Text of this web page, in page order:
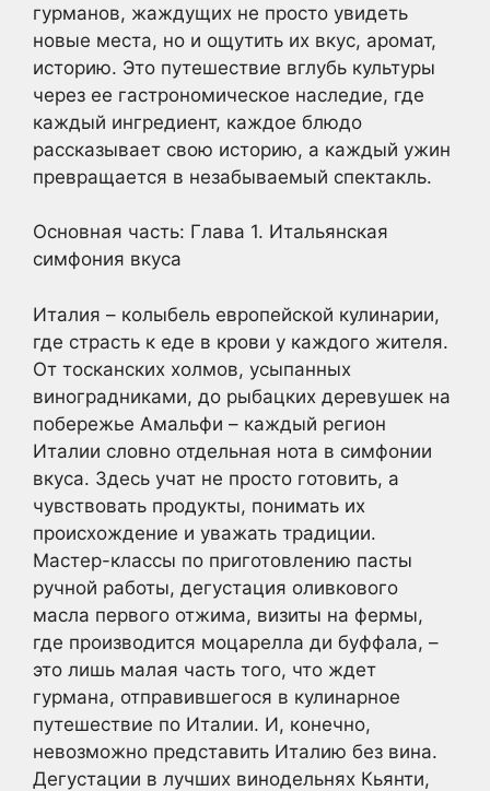
гурманов, жаждущих не просто увидеть
новые места, но и ощутить их вкус, аромат,
историю. Это путешествие вглубь культуры
через ее гастрономическое наследие, где
каждый ингредиент, каждое блюдо
рассказывает свою историю, а каждый ужин
превращается в незабываемый спектакль.
Основная часть: Глава 1. Итальянская
симфония вкуса
Италия – колыбель европейской кулинарии,
где страсть к еде в крови у каждого жителя.
От тосканских холмов, усыпанных
виноградниками, до рыбацких деревушек на
побережье Амальфи – каждый регион
Италии словно отдельная нота в симфонии
вкуса. Здесь учат не просто готовить, а
чувствовать продукты, понимать их
происхождение и уважать традиции.
Мастер-классы по приготовлению пасты
ручной работы, дегустация оливкового
масла первого отжима, визиты на фермы,
где производится моцарелла ди буффала, –
это лишь малая часть того, что ждет
гурмана, отправившегося в кулинарное
путешествие по Италии. И, конечно,
невозможно представить Италию без вина.
Дегустации в лучших винодельнях Кьянти,